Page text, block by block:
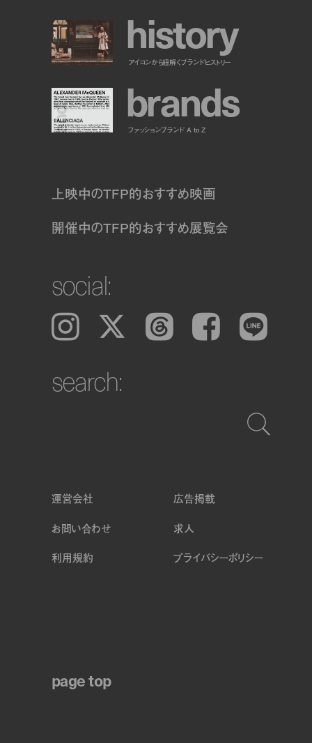
history
アイコンから紐解くブランドヒストリー
brands
ファッションブランド A to Z
上映中のTFP的おすすめ映画
開催中のTFP的おすすめ展覧会
social:
Instagram 𝕏 Threads Facebook LINE
search:
運営会社
広告掲載
お問い合わせ
求人
利用規約
プライバシーポリシー
page top